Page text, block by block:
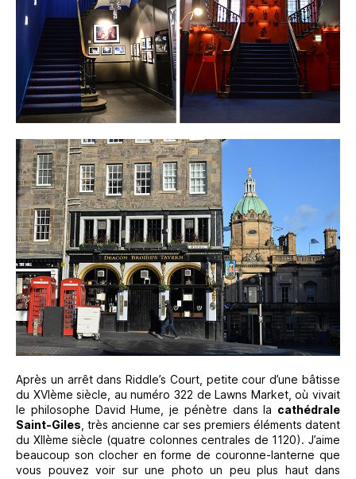
Après un arrêt dans Riddle’s Court, petite cour d’une bâtisse
du XVIème siècle, au numéro 322 de Lawns Market, où vivait
le philosophe David Hume, je pénètre dans la cathédrale
Saint-Giles , très ancienne car ses premiers éléments datent
du XIIème siècle (quatre colonnes centrales de 1120). J’aime
beaucoup son clocher en forme de couronne-lanterne que
vous pouvez voir sur une photo un peu plus haut dans